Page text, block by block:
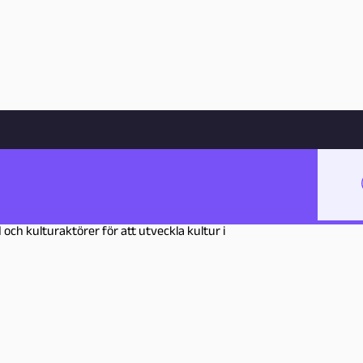
Hoppa till innehåll
och kulturaktörer för att utveckla kultur i